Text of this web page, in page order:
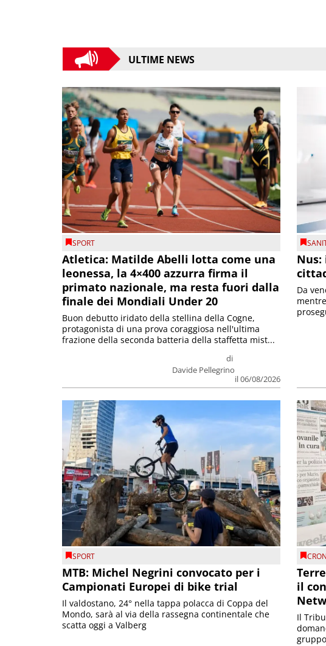
ULTIME NEWS
SPORT
Atletica: Matilde Abelli lotta come una
leonessa, la 4×400 azzurra firma il
primato nazionale, ma resta fuori dalla
finale dei Mondiali Under 20
di
Davide Pellegrino
il 06/08/2026
Buon debutto iridato della stellina della Cogne,
protagonista di una prova coraggiosa nell'ultima
frazione della seconda batteria della staffetta mist...
Da
SPORT
MTB: Michel Negrini convocato per i
Campionati Europei di bike trial
Il valdostano, 24° nella tappa polacca di Coppa del
Mondo, sarà al via della rassegna continentale che
scatta oggi a Valberg
il
Il